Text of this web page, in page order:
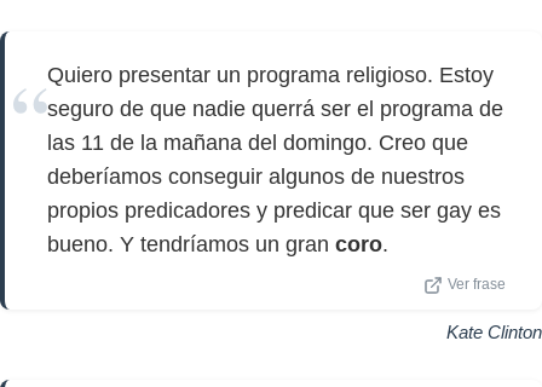
Quiero presentar un programa religioso. Estoy
seguro de que nadie querrá ser el programa de
las 11 de la mañana del domingo. Creo que
deberíamos conseguir algunos de nuestros
propios predicadores y predicar que ser gay es
bueno. Y tendríamos un gran coro.
Ver frase
Kate Clinton